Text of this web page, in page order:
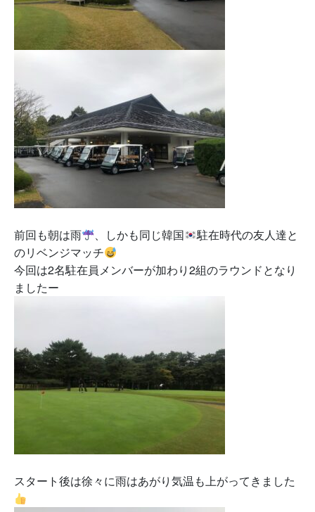
前回も朝は雨 、しかも同じ韓国
駐在時代の友人達と
のリベンジマッチ
今回は2名駐在員メンバーが加わり2組のラウンドとなり
ましたー
スタート後は徐々に雨はあがり気温も上がってきました